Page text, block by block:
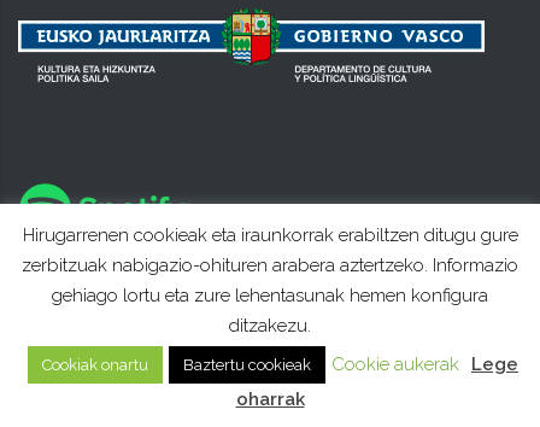
Hirugarrenen cookieak eta iraunkorrak erabiltzen ditugu gure
zerbitzuak nabigazio-ohituren arabera aztertzeko. Informazio
gehiago lortu eta zure lehentasunak hemen konfigura
ditzakezu.
Cookiak onartu Baztertu cookieak Cookie aukerak
Lege
oharrak